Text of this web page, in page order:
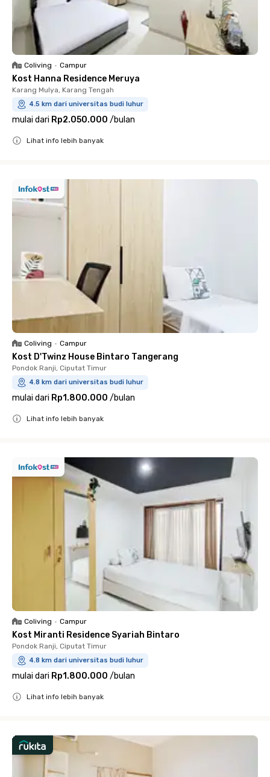
Coliving • Campur
Kost Hanna Residence Meruya
Karang Mulya, Karang Tengah
4.5 km dari universitas budi luhur
mulai dari Rp2.050.000 /bulan
Lihat info lebih banyak
Coliving • Campur
Kost D'Twinz House Bintaro Tangerang
Pondok Ranji, Ciputat Timur
4.8 km dari universitas budi luhur
mulai dari Rp1.800.000 /bulan
Lihat info lebih banyak
Coliving • Campur
Kost Miranti Residence Syariah Bintaro
Pondok Ranji, Ciputat Timur
4.8 km dari universitas budi luhur
mulai dari Rp1.800.000 /bulan
Lihat info lebih banyak